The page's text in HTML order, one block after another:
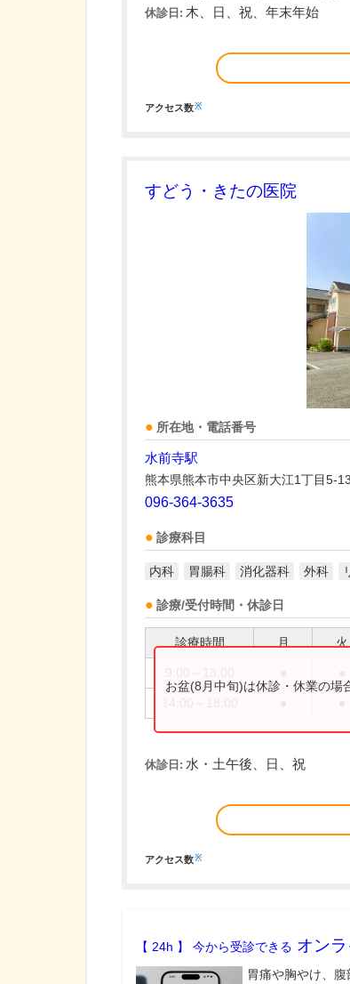
休診日: 木、日、祝、年末年始
アクセス数※
すどう・きたの医院
所在地・電話番号
水前寺駅
熊本県熊本市中央区新大江1丁目5-13
096-364-3635
診療科目
内科 胃腸科 消化器科 外科
診療/受付時間・休診日
診療時間 月 火
お盆(8月中旬)は休診・休業の場
休診日: 水・土午後、日、祝
アクセス数※
【 24h 】 今から受診できる オン
胃痛や胸やけ、腹